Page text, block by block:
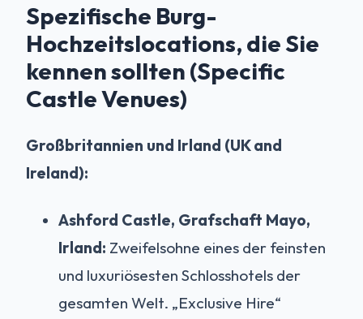
Spezifische Burg-
Hochzeitslocations, die Sie
kennen sollten (Specific
Castle Venues)
Großbritannien und Irland (UK and
Ireland):
Ashford Castle, Grafschaft Mayo,
Irland: Zweifelsohne eines der feinsten
und luxuriösesten Schlosshotels der
gesamten Welt. „Exclusive Hire“